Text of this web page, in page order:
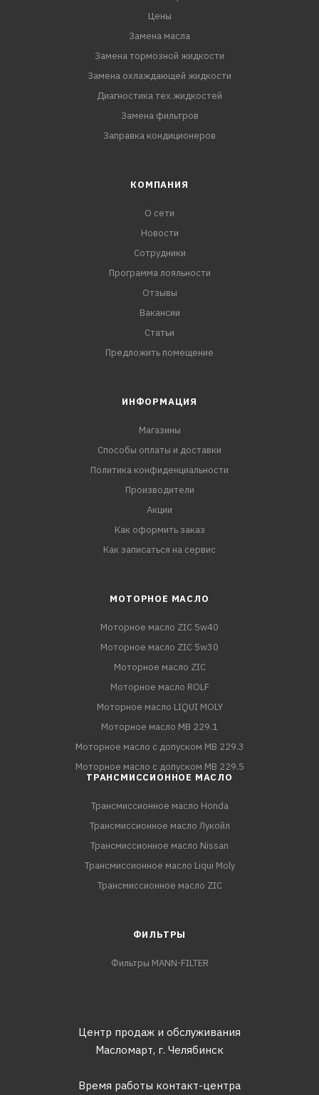
Цены
Замена масла
Замена тормозной жидкости
Замена охлаждающей жидкости
Диагностика тех.жидкостей
Замена фильтров
Заправка кондиционеров
КОМПАНИЯ
О сети
Новости
Сотрудники
Программа лояльности
Отзывы
Вакансии
Статьи
Предложить помещение
ИНФОРМАЦИЯ
Магазины
Способы оплаты и доставки
Политика конфиденциальности
Производители
Акции
Как оформить заказ
Как записаться на сервис
МОТОРНОЕ МАСЛО
Моторное масло ZIC 5w40
Моторное масло ZIC 5w30
Моторное масло ZIC
Моторное масло ROLF
Моторное масло LIQUI MOLY
Моторное масло MB 229.1
Моторное масло с допуском MB 229.3
Моторное масло с допуском MB 229.5
ТРАНСМИССИОННОЕ МАСЛО
Трансмиссионное масло Honda
Трансмиссионное масло Лукойл
Трансмиссионное масло Nissan
Трансмиссионное масло Liqui Moly
Трансмиссионное масло ZIC
ФИЛЬТРЫ
Фильтры MANN-FILTER
Центр продаж и обслуживания
Масломарт, г. Челябинск
Время работы контакт-центра